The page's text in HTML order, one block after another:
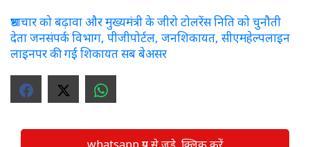
भ्रष्टाचार को बढ़ावा और मुख्यमंत्री के जीरो टोलरेंस निति को चुनौती
देता जनसंपर्क विभाग, पीजीपोर्टल, जनशिकायत, सीएमहेल्पलाइन
लाइनपर की गई शिकायत सब बेअसर